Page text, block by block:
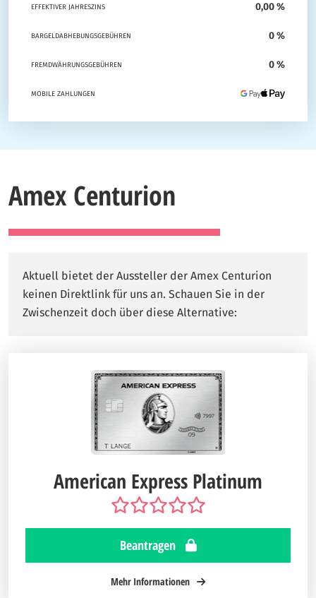
EFFEKTIVER JAHRESZINS 0,00 %
BARGELDABHEBUNGSGEBÜHREN 0 %
FREMDWÄHRUNGSGEBÜHREN 0 %
MOBILE ZAHLUNGEN
Amex Centurion
Aktuell bietet der Aussteller der Amex Centurion
keinen Direktlink für uns an. Schauen Sie in der
Zwischenzeit doch über diese Alternative:
American Express Platinum
Beantragen
Mehr Informationen